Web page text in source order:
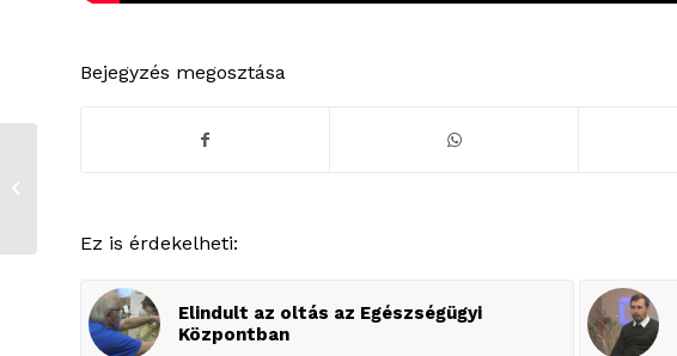
Bejegyzés megosztása
Ez is érdekelheti:
Elindult az oltás az Egészségügyi
Központban